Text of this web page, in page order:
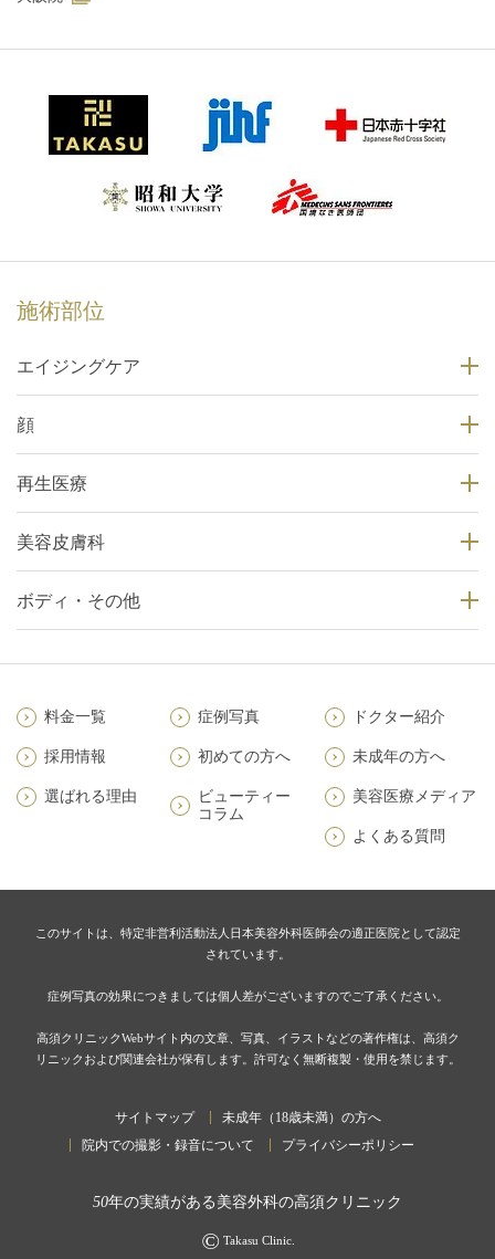
施術部位
エイジングケア
顔
再生医療
美容皮膚科
ボディ・その他
料金一覧 症例写真 ドクター紹介
採用情報 初めての方へ 未成年の方へ
選ばれる理由
ビューティー
コラム
美容医療メディア
よくある質問
このサイトは、特定非営利活動法人日本美容外科医師会の適正医院として認定
されています。
症例写真の効果につきましては個人差がございますのでご了承ください。
高須クリニックWebサイト内の文章、写真、イラストなどの著作権は、高須ク
リニックおよび関連会社が保有します。許可なく無断複製・使用を禁じます。
サイトマップ
未成年（18歳未満）の方へ
院内での撮影・録音について
プライバシーポリシー
50年の実績がある美容外科の高須クリニック
© Takasu Clinic.